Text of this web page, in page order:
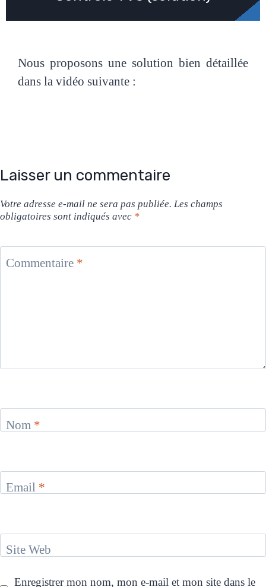
Nous proposons une solution bien détaillée
dans la vidéo suivante :
Laisser un commentaire
Votre adresse e-mail ne sera pas publiée. Les champs
obligatoires sont indiqués avec *
Commentaire *
Nom *
Email *
Site Web
Enregistrer mon nom, mon e-mail et mon site dans le